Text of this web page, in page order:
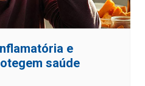
e
saúde